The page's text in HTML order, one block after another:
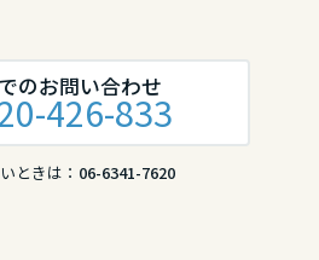
のお問い合わせ
426-833
ときは： 06-6341-7620